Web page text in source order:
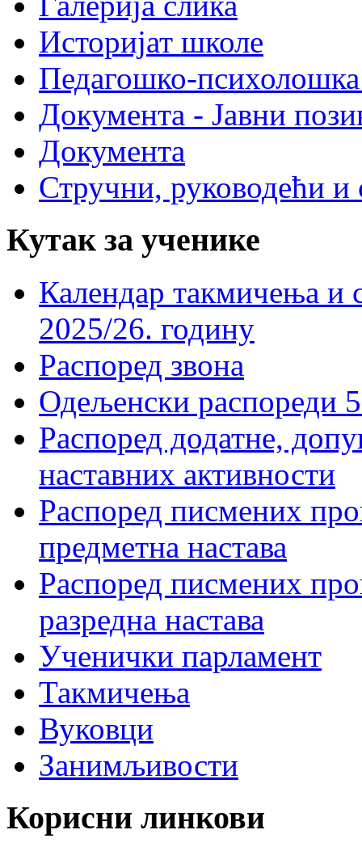
Историјат школе
Педагошко-психолошка
Документа - Јавни
Документа
Стручни, руководећи и
Кутак за ученике
Календар такмичења
2025/26. годину
Распоред звона
Одељенски распореди
Распоред додатне,
наставних активности
Распоред писмених
предметна настава
Распоред писмених
разредна настава
Ученички парламент
Такмичења
Вуковци
Занимљивости
Корисни линкови